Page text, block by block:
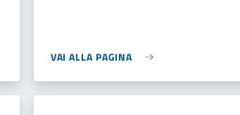
VAI ALLA PAGINA